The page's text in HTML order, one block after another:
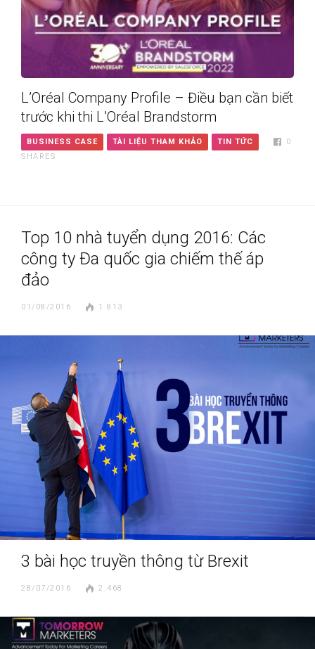
L’Oréal Company Profile – Điều bạn cần biết
trước khi thi L’Oréal Brandstorm
BUSINESS CASE TÀI LIỆU THAM KHẢO TIN TỨC
0
SHARES
Top 10 nhà tuyển dụng 2016: Các
công ty Đa quốc gia chiếm thế áp
đảo
01/08/2016 1.813
3 bài học truyền thông từ Brexit
28/07/2016 2.468